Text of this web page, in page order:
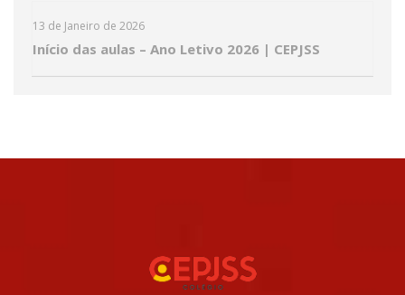
13 de Janeiro de 2026
Início das aulas – Ano Letivo 2026 | CEPJSS